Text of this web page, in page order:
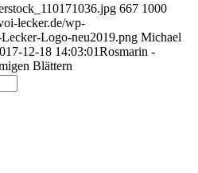
667 1000
lecker.de/wp-
Logo-neu2019.png Michael
12-18 14:03:01Rosmarin -
Blättern